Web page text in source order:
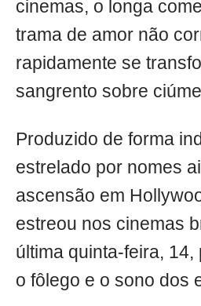
cinemas, o longa
trama de amor não
rapidamente se
sangrento sobre
Produzido de forma
estrelado por nomes
ascensão em
estreou nos cinemas
última quinta-feira,
o fôlego e o sono dos